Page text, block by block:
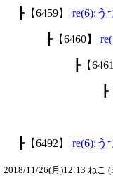
┣【6459】 re(6):う
┣【6460】
┣【
┣
┣【6492】 re(6):う
2018/11/26(月)12:13 ねこ